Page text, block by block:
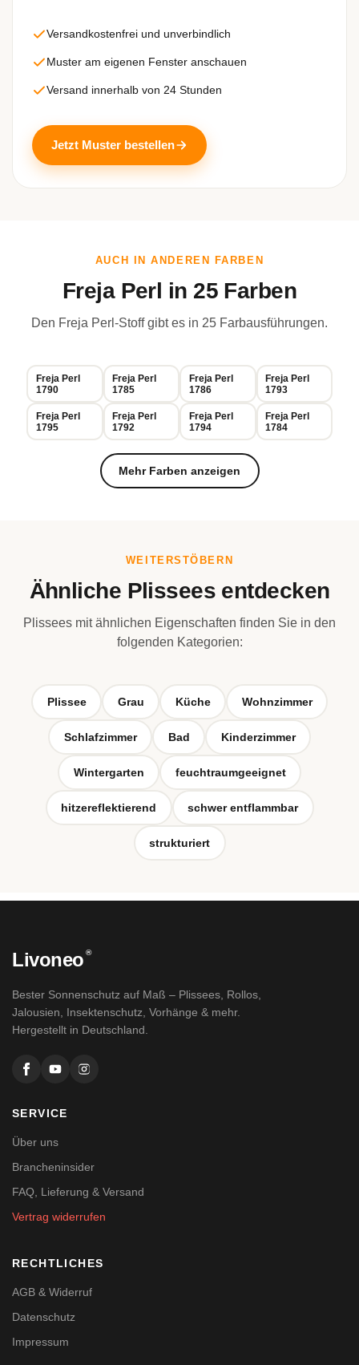
Versandkostenfrei und unverbindlich
Muster am eigenen Fenster anschauen
Versand innerhalb von 24 Stunden
Jetzt Muster bestellen
AUCH IN ANDEREN FARBEN
Freja Perl in 25 Farben
Den Freja Perl-Stoff gibt es in 25 Farbausführungen.
Freja Perl
1790
Freja Perl
1785
Freja Perl
1786
Freja Perl
1793
Freja Perl
1795
Freja Perl
1792
Freja Perl
1794
Freja Perl
1784
Mehr Farben anzeigen
WEITERSTÖBERN
Ähnliche Plissees entdecken
Plissees mit ähnlichen Eigenschaften finden Sie in den
folgenden Kategorien:
Plissee Grau Küche Wohnzimmer
Schlafzimmer Bad Kinderzimmer
Wintergarten feuchtraumgeeignet
hitzereflektierend schwer entflammbar
strukturiert
Livoneo ®
Bester Sonnenschutz auf Maß – Plissees, Rollos,
Jalousien, Insektenschutz, Vorhänge & mehr.
Hergestellt in Deutschland.
SERVICE
Über uns
Brancheninsider
FAQ, Lieferung & Versand
Vertrag widerrufen
RECHTLICHES
AGB & Widerruf
Datenschutz
Impressum